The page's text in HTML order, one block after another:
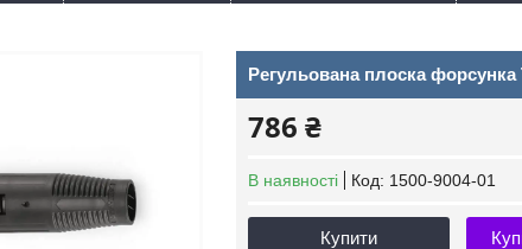
Регульована плоска форсунка
786 ₴
В наявності Код: 1500-9004-01
Купити